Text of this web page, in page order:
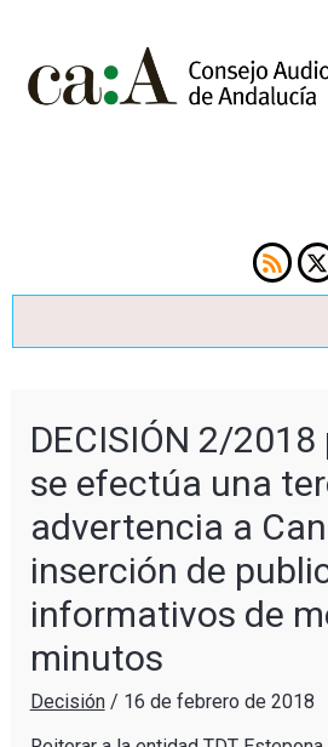
DECISIÓN 2/
se efectúa una
advertencia a
inserción de
informativos de
minutos
Decisión/ 16 de febrero de 2018